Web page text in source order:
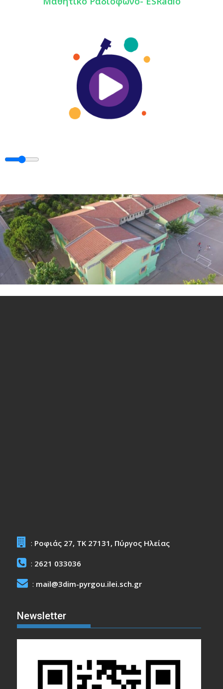
: Ροφιάς 27, ΤΚ 27131, Πύργος Ηλείας
: 2621 033036
: mail@3dim-pyrgou.ilei.sch.gr
Newsletter